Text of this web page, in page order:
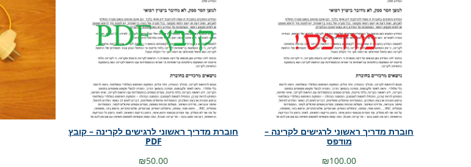
חוברת מדריך ראשוני לרגישים לקרינה –
מודפס
₪100.00
חוברת מדריך ראשוני לרגישים לקרינה – קובץ
PDF
₪50.00